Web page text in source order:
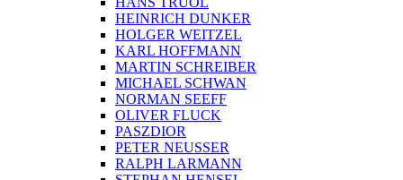
HEINRICH DUNKER
HOLGER WEITZEL
KARL HOFFMANN
MARTIN SCHREIBER
MICHAEL SCHWAN
NORMAN SEEFF
OLIVER FLUCK
PASZDIOR
PETER NEUSSER
RALPH LARMANN